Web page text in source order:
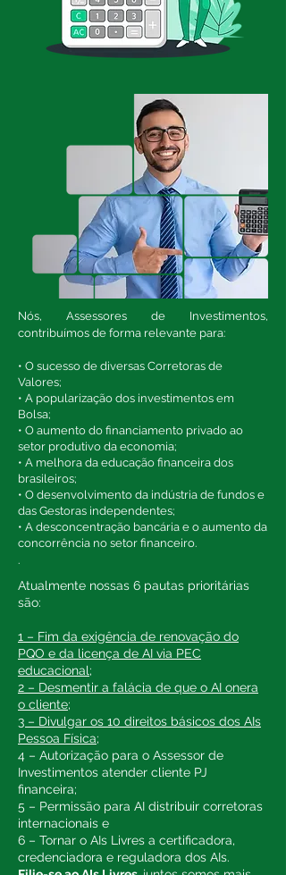
Nós, Assessores de Investimentos,
contribuímos de forma relevante para:
• O sucesso de diversas Corretoras de
Valores;
• A popularização dos investimentos em
Bolsa;
• O aumento do financiamento privado ao
setor produtivo da economia;
• A melhora da educação financeira dos
brasileiros;
• O desenvolvimento da indústria de fundos e
das Gestoras independentes;
• A desconcentração bancária e o aumento da
concorrência no setor financeiro.
.
Atualmente nossas 6 pautas prioritárias
são:
1 – Fim da exigência de renovação do
PQO e da licença de AI via PEC
educacional;
2 – Desmentir a falácia de que o AI onera
o cliente;
3 – Divulgar os 10 direitos básicos dos AIs
Pessoa Física;
4 – Autorização para o Assessor de
Investimentos atender cliente PJ
financeira;
5 – Permissão para AI distribuir corretoras
internacionais e
6 – Tornar o AIs Livres a certificadora,
credenciadora e reguladora dos AIs.